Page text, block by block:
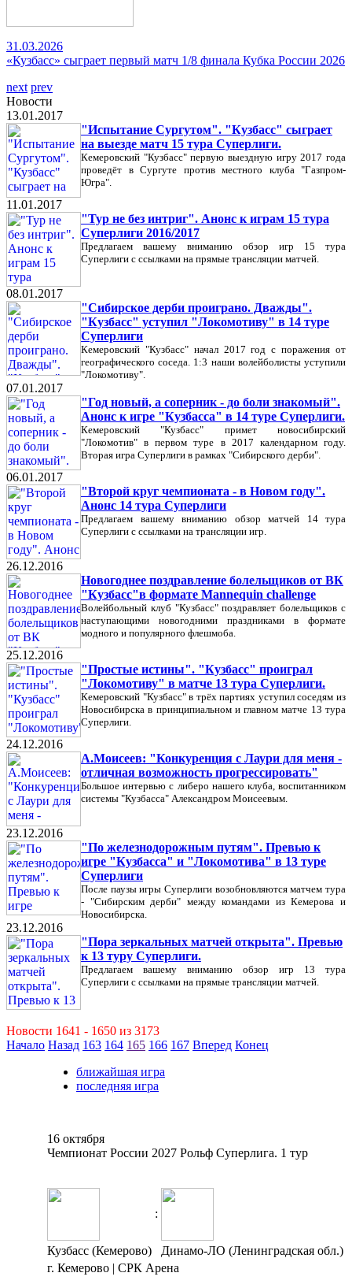
31.03.2026
«Кузбасс» сыграет первый матч 1/8 финала Кубка России 2026
next prev
Новости
13.01.2017
"Испытание Сургутом". "Кузбасс" сыграет
на выезде матч 15 тура Суперлиги.
Кемеровский "Кузбасс" первую выездную игру 2017 года
проведёт в Сургуте против местного клуба "Газпром-
Югра".
11.01.2017
"Тур не без интриг". Анонс к играм 15 тура
Суперлиги 2016/2017
Предлагаем вашему вниманию обзор игр 15 тура
Суперлиги с ссылками на прямые трансляции матчей.
08.01.2017
"Сибирское дерби проиграно. Дважды".
"Кузбасс" уступил "Локомотиву" в 14 туре
Суперлиги
Кемеровский "Кузбасс" начал 2017 год с поражения от
географического соседа. 1:3 наши волейболисты уступили
"Локомотиву".
07.01.2017
"Год новый, а соперник - до боли знакомый".
Анонс к игре "Кузбасса" в 14 туре Суперлиги.
Кемеровский "Кузбасс" примет новосибирский
"Локомотив" в первом туре в 2017 календарном году.
Вторая игра Суперлиги в рамках "Сибирского дерби".
06.01.2017
"Второй круг чемпионата - в Новом году".
Анонс 14 тура Суперлиги
Предлагаем вашему вниманию обзор матчей 14 тура
Суперлиги с ссылками на трансляции игр.
26.12.2016
Новогоднее поздравление болельщиков от ВК
"Кузбасс"в формате Mannequin challenge
Волейбольный клуб "Кузбасс" поздравляет болельщиков с
наступающими новогодними праздниками в формате
модного и популярного флешмоба.
25.12.2016
"Простые истины". "Кузбасс" проиграл
"Локомотиву" в матче 13 тура Суперлиги.
Кемеровский "Кузбасс" в трёх партиях уступил соседям из
Новосибирска в принципиальном и главном матче 13 тура
Суперлиги.
24.12.2016
А.Моисеев: "Конкуренция с Лаури для меня -
отличная возможность прогрессировать"
Большое интервью с либеро нашего клуба, воспитанником
системы "Кузбасса" Александром Моисеевым.
23.12.2016
"По железнодорожным путям". Превью к
игре "Кузбасса" и "Локомотива" в 13 туре
Суперлиги
После паузы игры Суперлиги возобновляются матчем тура
- "Сибирским дерби" между командами из Кемерова и
Новосибирска.
23.12.2016
"Пора зеркальных матчей открыта". Превью
к 13 туру Суперлиги.
Предлагаем вашему вниманию обзор игр 13 тура
Суперлиги с ссылками на прямые трансляции матчей.
Новости 1641 - 1650 из 3173
Начало Назад 163 164 165 166 167 Вперед Конец
ближайшая игра
последняя игра
16 октября
Чемпионат России 2027 Рольф Суперлига. 1 тур
:
Кузбасс (Кемерово)
Динамо-ЛО (Ленинградская обл.)
г. Кемерово | СРК Арена